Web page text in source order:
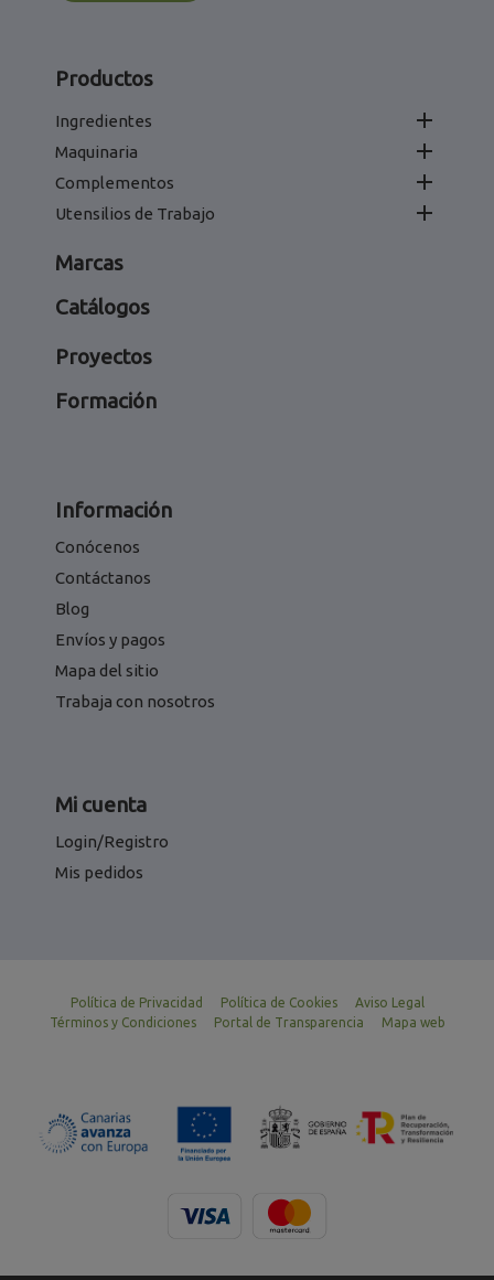
Productos
Ingredientes 
Maquinaria 
Complementos 
Utensilios de Trabajo 
Marcas
Catálogos
Proyectos
Formación
Información
Conócenos
Contáctanos
Blog
Envíos y pagos
Mapa del sitio
Trabaja con nosotros
Mi cuenta
Login/Registro
Mis pedidos
Política de Privacidad Política de Cookies
Aviso Legal
Términos y Condiciones
Portal de Transparencia Mapa web